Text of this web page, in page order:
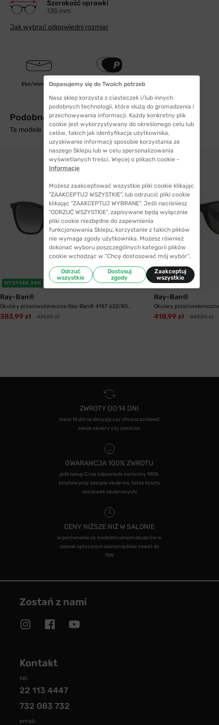
Szerokość oprawki
135 mm
Jak wybrać odpowiedni rozmiar
Etui/woreczek polaryzacyjne
Podobne produkty z wysyłką w 24h
Te modele mogą Cię zainteresować
WYSYŁKA 24H
Ray-Ban®
Okulary przeciwsłoneczne Ray-Ban® 4187 622/8G...
383,99 zł 471,99 zł
Ray-Ban®
Okulary
418,99 zł 449,99 zł
ZWROTY DO 14 DNI
masz 14 dni na decyzję czy chcesz zostawić
swoje okulary czy zwrócisz
GWARANCJA 100% ZWROTU
jeśli zakup Ci nie odpowiada zwrócimy 100%
kosztów przy zakupie okularów, także koszty
soczewek okularowych!
CENY NIŻSZE NIŻ W SALONIE
w porównaniu ze średnimi cenami okularów w
salonie optycznym zaoszczędzisz nawet do
70%
Zostań z nami
Kontakt
tel.
22 113 4447
732 083 732
email:
Dopasujemy się do Twoich potrzeb
Nasz sklep korzysta z ciasteczek i/lub innych
podobnych technologii, które służą do gromadzenia i
przechowywania informacji. Każdy konkretny plik
cookie jest wykorzystywany do określonego celu lub
celów, takich jak identyfikacja użytkownika,
uzyskiwanie informacji sposobie korzystania ze
naszego Sklepu lub w celu spersonalizowania
wyświetlanych treści. Więcej o plikach cookie -
Informacje
Możesz zaakceptować wszystkie pliki cookie klikając
"ZAAKCEPTUJ WSZYSTKIE", lub odrzucić pliki cookie
klikając "ZAAKCEPTUJ WYBRANE". Jeśli naciśniesz
"ODRZUĆ WSZYSTKIE", zapisywane będą wyłącznie
pliki cookie niezbędne do zapewnienia
funkcjonowania Sklepu, korzystanie z takich plików
nie wymaga zgody użytkownika. Możesz również
dokonać wyboru poszczególnych kategorii plików
cookie wchodząc w “Chcę dostosować mój wybór”.
Odrzuć
wszystkie
Dostosuj
zgody
Zaakceptuj
wszystkie